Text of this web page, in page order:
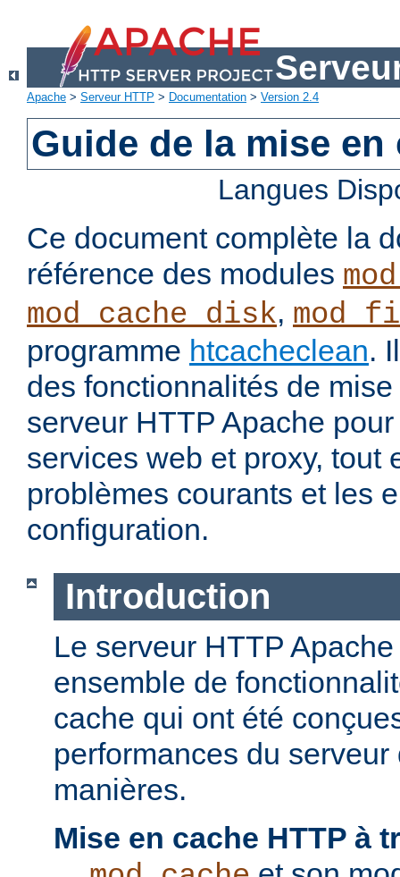
Apache > Serveur HTTP > Documentation > Version 2.4
Guide de la mise en
Langues
Ce document complète la
référence des modules
mod_cache_disk,
programme htcacheclean.
des fonctionnalités de
serveur HTTP Apache
services web et proxy, tout
problèmes courants et les
configuration.
Introduction
Le serveur HTTP
ensemble de
cache qui ont été
performances du serveur
manières.
Mise en cache HTTP à